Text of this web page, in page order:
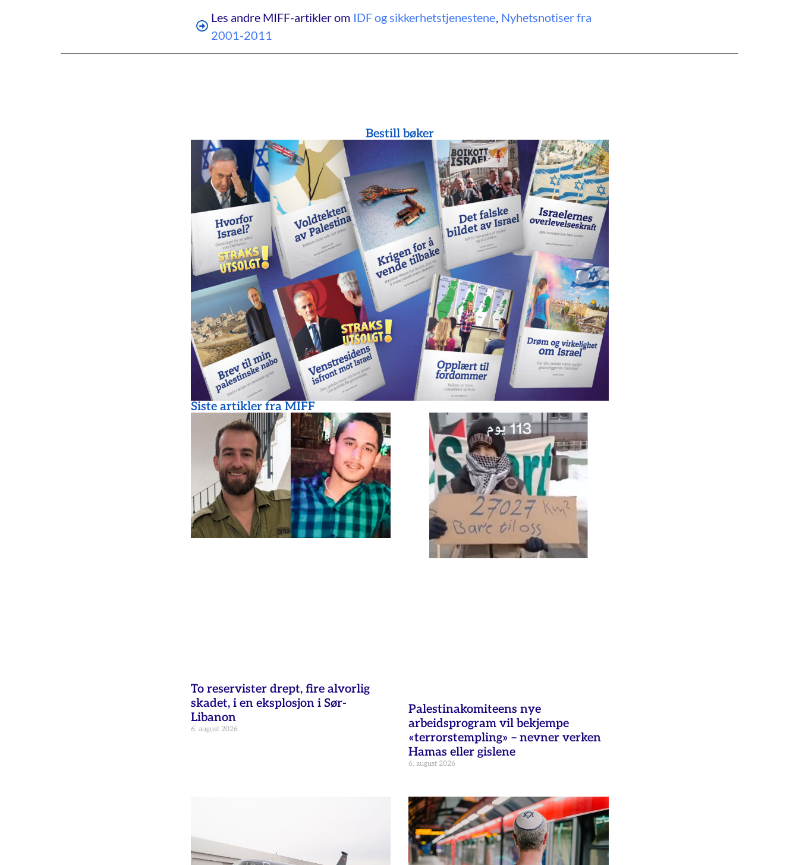
Les andre MIFF-artikler om IDF og sikkerhetstjenestene, Nyhetsnotiser fra
2001-2011
Bestill bøker
Siste artikler fra MIFF
To reservister drept, fire alvorlig
skadet, i en eksplosjon i Sør-
Libanon
6. august 2026
Palestinakomiteens nye
arbeidsprogram vil bekjempe
«terrorstempling» – nevner verken
Hamas eller gislene
6. august 2026